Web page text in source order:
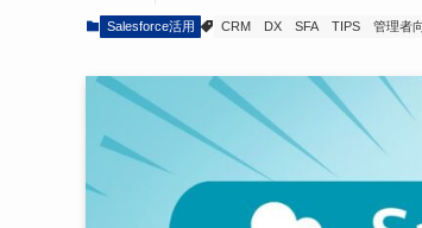
Salesforce活用 CRM DX SFA TIPS 管理者